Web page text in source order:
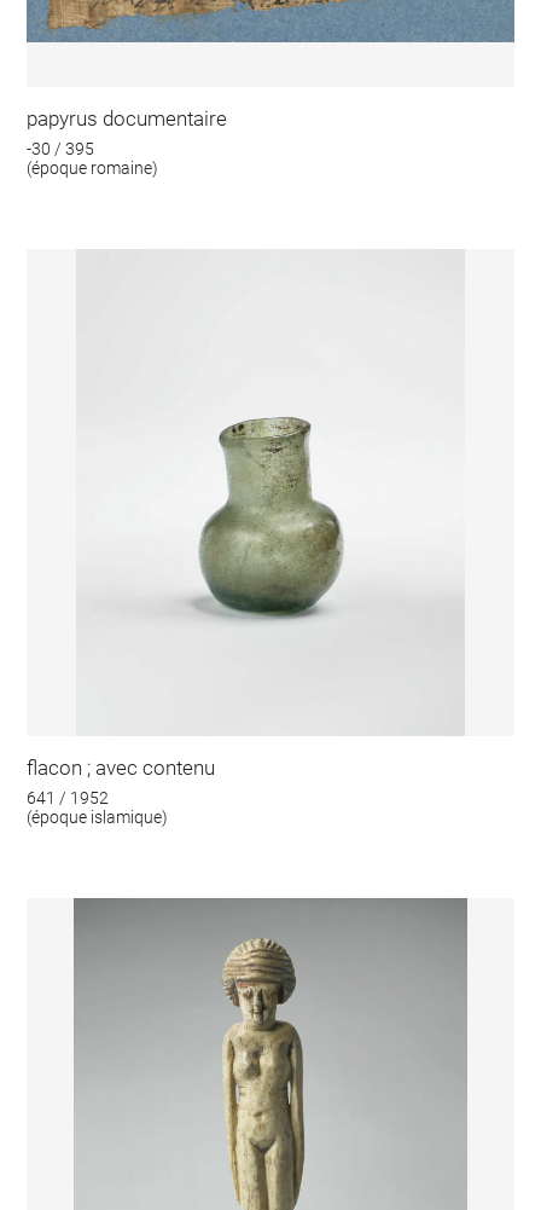
papyrus documentaire
-30 / 395
(époque romaine)
flacon ; avec contenu
641 / 1952
(époque islamique)